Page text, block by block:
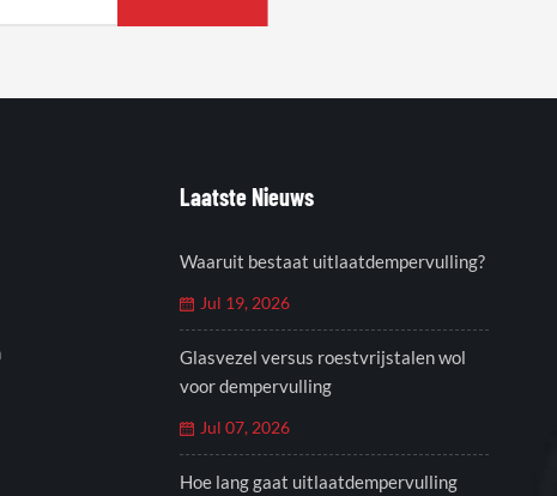
Laatste Nieuws
Waaruit bestaat uitlaatdempervulling?
Jul 19, 2026
Glasvezel versus roestvrijstalen wol
voor dempervulling
Jul 07, 2026
Hoe lang gaat uitlaatdempervulling